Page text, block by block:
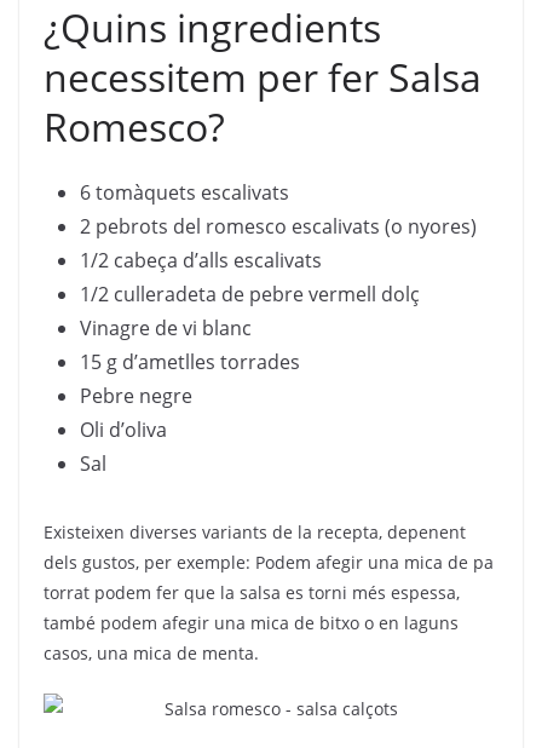
¿Quins ingredients
necessitem per fer Salsa
Romesco?
6 tomàquets escalivats
2 pebrots del romesco escalivats (o nyores)
1/2 cabeça d’alls escalivats
1/2 culleradeta de pebre vermell dolç
Vinagre de vi blanc
15 g d’ametlles torrades
Pebre negre
Oli d’oliva
Sal
Existeixen diverses variants de la recepta, depenent
dels gustos, per exemple: Podem afegir una mica de pa
torrat podem fer que la salsa es torni més espessa,
també podem afegir una mica de bitxo o en laguns
casos, una mica de menta.